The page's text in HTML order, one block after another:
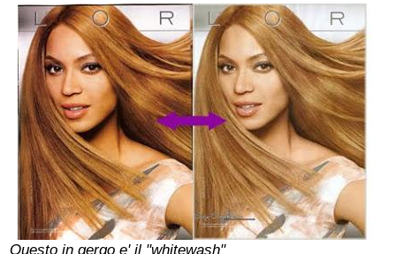
Questo in gergo e' il "whitewash"